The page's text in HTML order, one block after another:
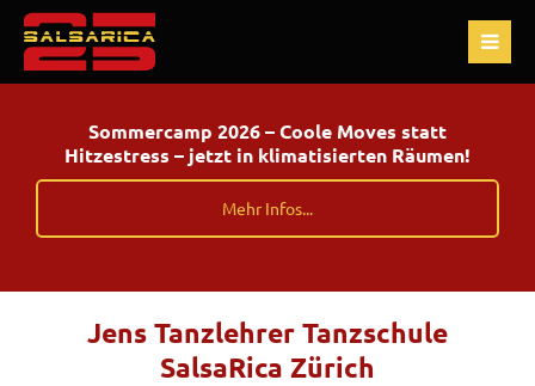
Sommercamp 2026 – Coole Moves statt
Hitzestress – jetzt in klimatisierten Räumen!
Mehr Infos...
Jens Tanzlehrer Tanzschule
SalsaRica Zürich